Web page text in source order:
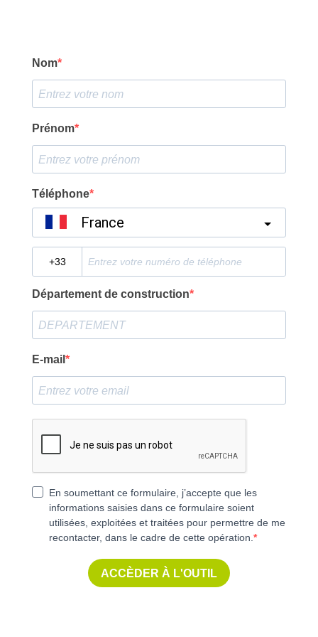
Nom
Prénom
Téléphone
France
Département de construction
E-mail
En soumettant ce formulaire, j’accepte que les
informations saisies dans ce formulaire soient
utilisées, exploitées et traitées pour permettre de me
recontacter, dans le cadre de cette opération.
ACCÈDER À L'OUTIL